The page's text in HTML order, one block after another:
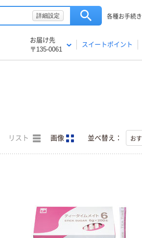
詳細設定 各種お手続き
お届け先
〒135-0061
スイートポイント
リスト 画像 並べ替え：